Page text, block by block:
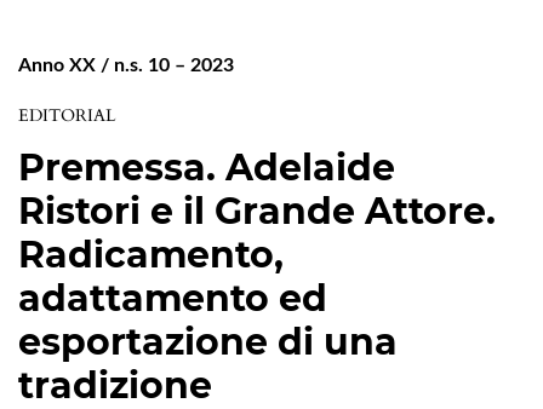
Anno XX / n.s. 10 – 2023
EDITORIAL
Premessa. Adelaide
Ristori e il Grande Attore.
Radicamento,
adattamento ed
esportazione di una
tradizione